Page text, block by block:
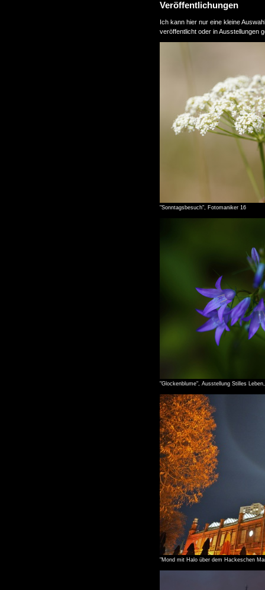
Veröffentlichungen
Ich kann hier nur eine kleine
veröffentlicht oder in Ausstellungen
"Sonntagsbesuch", Fotomaniker 16
"Glockenblume", Ausstellung Stilles
"Mond mit Halo über dem Hackeschen